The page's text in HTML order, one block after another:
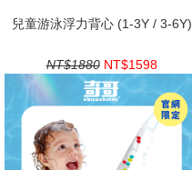
兒童游泳浮力背心 (1-3Y / 3-6Y)
NT$1880 NT$1598